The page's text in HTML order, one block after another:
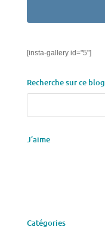
[insta-gallery id="5"]
Recherche sur ce blog
J’aime
Catégories